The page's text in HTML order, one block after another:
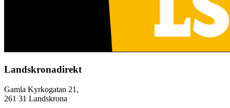
Landskronadirekt
Gamla Kyrkogatan 21,
261 31 Landskrona